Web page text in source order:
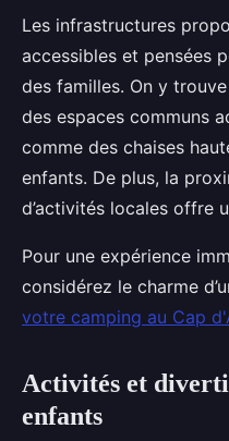
Les infrastructures
accessibles et pensées
des familles. On y
des espaces communs
comme des chaises
enfants. De plus, la
d’activités locales offre
Pour une expérience
considérez le charme
votre camping au Cap
Activités et
enfants